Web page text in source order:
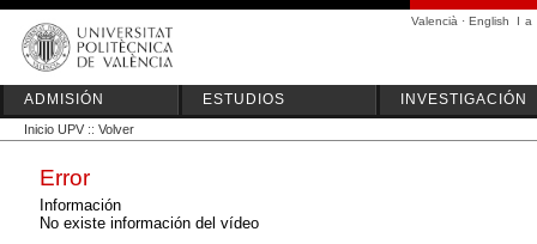
Valencià · English I a
ADMISIÓN ESTUDIOS INVESTIGACIÓN
Inicio UPV :: Volver
Error
Información
No existe información del vídeo